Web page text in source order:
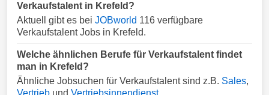
Verkaufstalent in Krefeld?
Aktuell gibt es bei JOBworld 116 verfügbare
Verkaufstalent Jobs in Krefeld.
Welche ähnlichen Berufe für Verkaufstalent findet
man in Krefeld?
Ähnliche Jobsuchen für Verkaufstalent sind z.B. Sales,
Vertrieb und Vertriebsinnendienst.